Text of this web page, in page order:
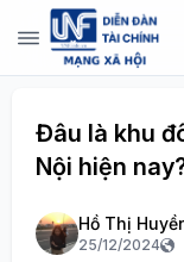
Đâu là khu
Nội hiện
Hồ Thị
25/12/2024